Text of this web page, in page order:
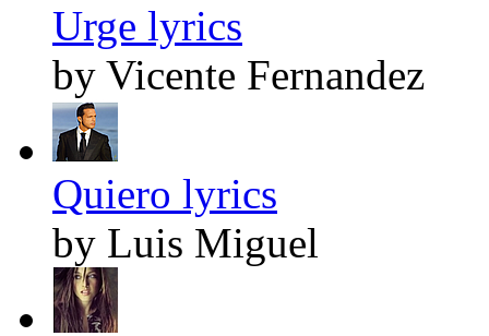
Urge lyrics
by Vicente Fernandez
Quiero lyrics
by Luis Miguel